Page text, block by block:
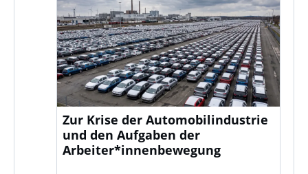
Zur Krise der Automobilindustrie
und den Aufgaben der
Arbeiter*innenbewegung